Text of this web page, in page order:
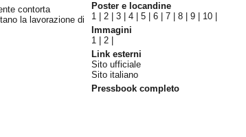
contorta
la lavorazione di
Poster e locandine
1 |2 |3 |4 |5 |6 |7 |8 |9 10
Immagini
1 |2
Link esterni
Sito ufficiale
Sito italiano
Pressbook completo